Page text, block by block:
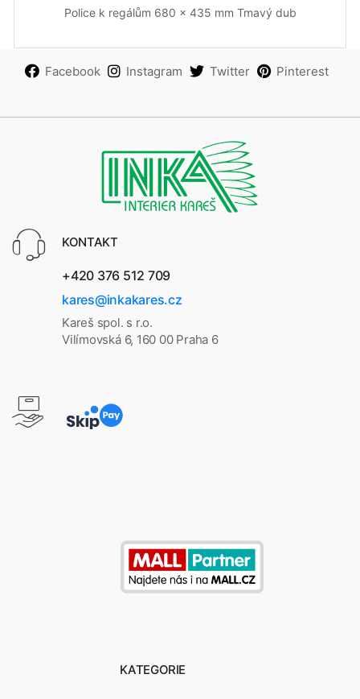
Police k regálům 680 x 435 mm Tmavý dub
Facebook Instagram Twitter Pinterest
KONTAKT
+420 376 512 709
kares@inkakares.cz
Kareš spol. s r.o.
Vilímovská 6, 160 00 Praha 6
KATEGORIE